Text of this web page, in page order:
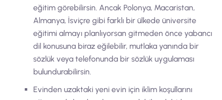
eğitim görebilirsin. Ancak Polonya, Macaristan,
Almanya, İsviçre gibi farklı bir ülkede üniversite
eğitimi almayı planlıyorsan gitmeden önce yabancı
dil konusuna biraz eğilebilir, mutlaka yanında bir
sözlük veya telefonunda bir sözlük uygulaması
bulundurabilirsin.
Evinden uzaktaki yeni evin için iklim koşullarını